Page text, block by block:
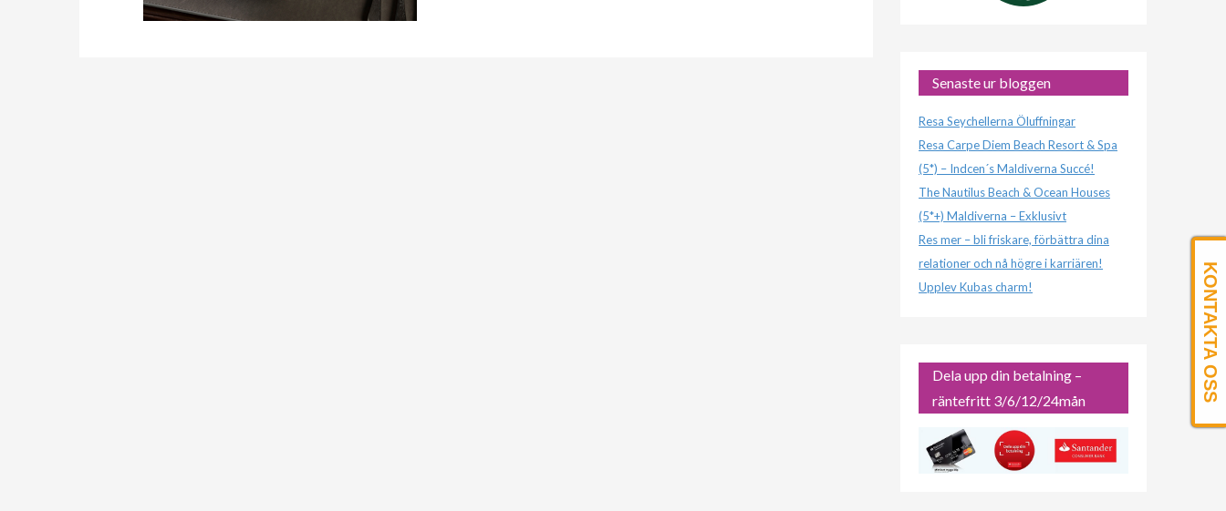
Senaste ur bloggen
Resa Seychellerna Öluffningar
Resa Carpe Diem Beach Resort & Spa
(5*) – Indcen´s Maldiverna Succé!
The Nautilus Beach & Ocean Houses
(5*+) Maldiverna – Exklusivt
Res mer – bli friskare, förbättra dina
relationer och nå högre i karriären!
Upplev Kubas charm!
Dela upp din betalning –
räntefritt 3/6/12/24mån
KONTAKTA OSS